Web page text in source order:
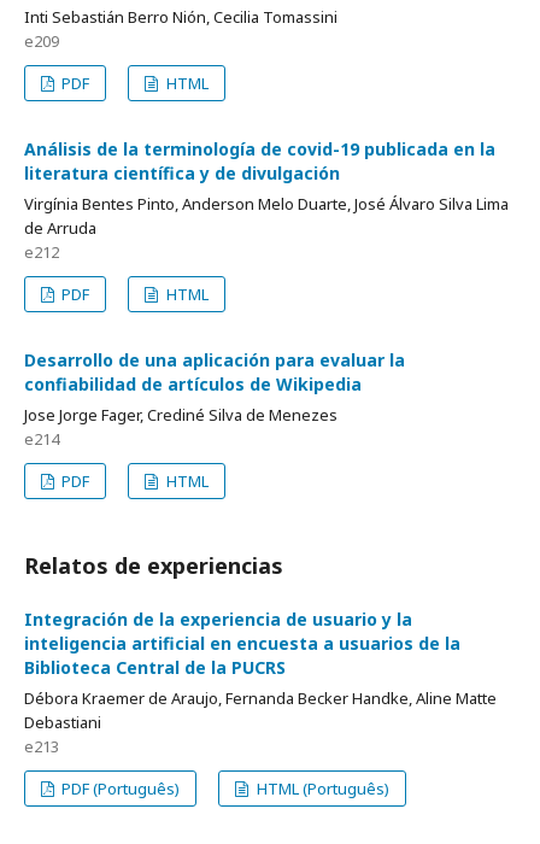
Inti Sebastián Berro Nión, Cecilia Tomassini
e209
PDF
HTML
Análisis de la terminología de covid-19 publicada en la
literatura científica y de divulgación
Virgínia Bentes Pinto, Anderson Melo Duarte, José Álvaro Silva Lima
de Arruda
e212
PDF
HTML
Desarrollo de una aplicación para evaluar la
confiabilidad de artículos de Wikipedia
Jose Jorge Fager, Crediné Silva de Menezes
e214
PDF
HTML
Relatos de experiencias
Integración de la experiencia de usuario y la
inteligencia artificial en encuesta a usuarios de la
Biblioteca Central de la PUCRS
Débora Kraemer de Araujo, Fernanda Becker Handke, Aline Matte
Debastiani
e213
PDF (Português)
HTML (Português)